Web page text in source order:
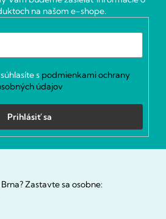
na našom e-shope.
s podmienkami ochrany
údajov
Prihlásiť sa
Zastavte sa osobne: